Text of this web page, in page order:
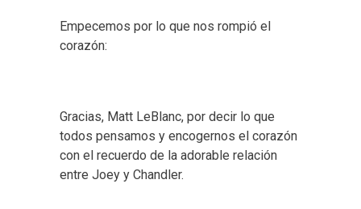
Empecemos por lo que nos rompió el
corazón:
Gracias, Matt LeBlanc, por decir lo que
todos pensamos y encogernos el corazón
con el recuerdo de la adorable relación
entre Joey y Chandler.